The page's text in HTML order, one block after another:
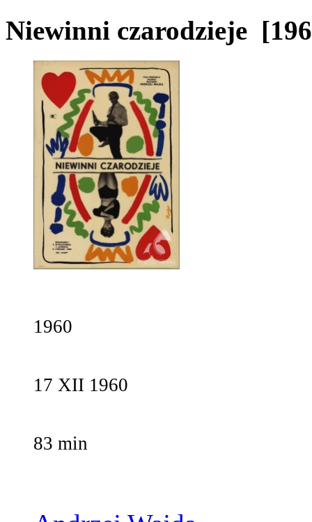
Niewinni czarodzieje
1960
17 XII 1960
83 min